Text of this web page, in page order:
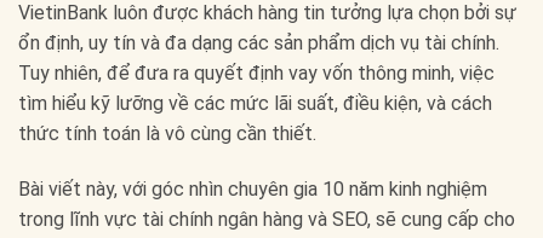
VietinBank luôn được khách hàng tin tưởng lựa chọn bởi sự
ổn định, uy tín và đa dạng các sản phẩm dịch vụ tài chính.
Tuy nhiên, để đưa ra quyết định vay vốn thông minh, việc
tìm hiểu kỹ lưỡng về các mức lãi suất, điều kiện, và cách
thức tính toán là vô cùng cần thiết.
Bài viết này, với góc nhìn chuyên gia 10 năm kinh nghiệm
trong lĩnh vực tài chính ngân hàng và SEO, sẽ cung cấp cho